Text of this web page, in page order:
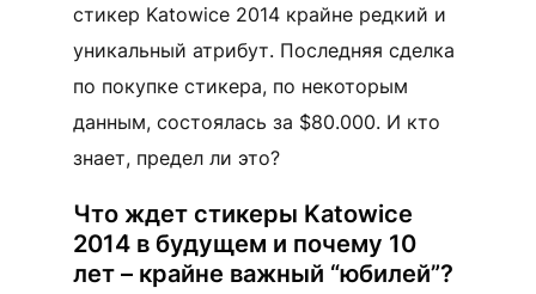
стикер Katowice 2014 крайне редкий и
уникальный атрибут. Последняя сделка
по покупке стикера, по некоторым
данным, состоялась за $80.000. И кто
знает, предел ли это?
Что ждет стикеры Katowice
2014 в будущем и почему 10
лет – крайне важный “юбилей”?